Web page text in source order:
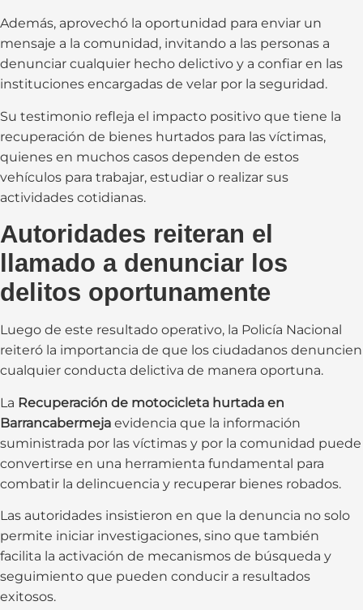
Además, aprovechó la oportunidad para enviar un
mensaje a la comunidad, invitando a las personas a
denunciar cualquier hecho delictivo y a confiar en las
instituciones encargadas de velar por la seguridad.
Su testimonio refleja el impacto positivo que tiene la
recuperación de bienes hurtados para las víctimas,
quienes en muchos casos dependen de estos
vehículos para trabajar, estudiar o realizar sus
actividades cotidianas.
Autoridades reiteran el
llamado a denunciar los
delitos oportunamente
Luego de este resultado operativo, la Policía Nacional
reiteró la importancia de que los ciudadanos denuncien
cualquier conducta delictiva de manera oportuna.
La Recuperación de motocicleta hurtada en
Barrancabermeja evidencia que la información
suministrada por las víctimas y por la comunidad puede
convertirse en una herramienta fundamental para
combatir la delincuencia y recuperar bienes robados.
Las autoridades insistieron en que la denuncia no solo
permite iniciar investigaciones, sino que también
facilita la activación de mecanismos de búsqueda y
seguimiento que pueden conducir a resultados
exitosos.